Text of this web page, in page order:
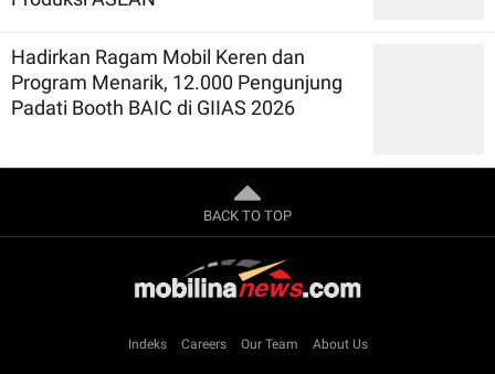
Hadirkan Ragam Mobil Keren dan
Program Menarik, 12.000 Pengunjung
Padati Booth BAIC di GIIAS 2026
BACK TO TOP
Indeks Careers Our Team About Us